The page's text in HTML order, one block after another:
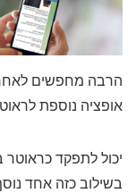
הרבה מחפשים
אופציה נוספת
בשילוב כזה אחד